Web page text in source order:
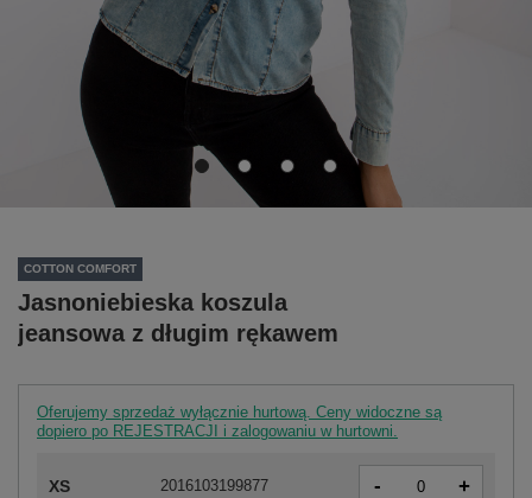
COTTON COMFORT
Jasnoniebieska koszula
jeansowa z długim rękawem
Oferujemy sprzedaż wyłącznie hurtową. Ceny widoczne są
dopiero po REJESTRACJI i zalogowaniu w hurtowni.
XS 2016103199877 - +